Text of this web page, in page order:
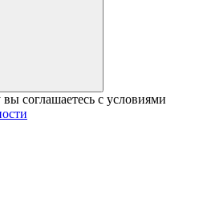
соглашаетесь с условиями